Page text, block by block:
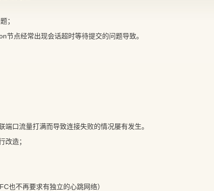
；
点经常出现会话超时等待提交的问题导致。
口流量打满而导致连接失败的情况屡有发生。
改造；
也不再要求有独立的心跳网络）